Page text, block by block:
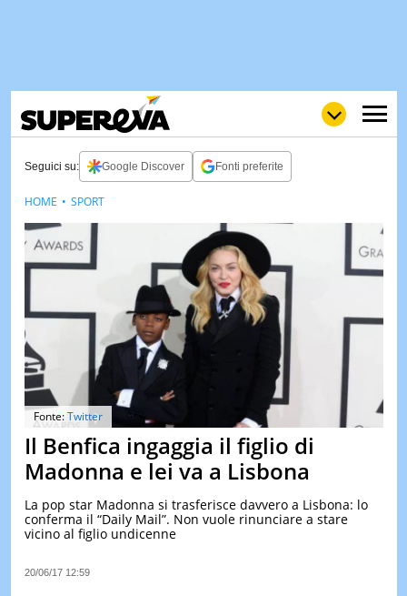
WOW
POP
NEWS
STORIE
QUIZ
&
TEST
Seguici su: Google Discover Fonti preferite
Fonte:Twitter
Il Benfica ingaggia il figlio di
Madonna e lei va a Lisbona
La pop star Madonna si trasferisce davvero a Lisbona: lo
conferma il “Daily Mail”. Non vuole rinunciare a stare
vicino al figlio undicenne
20/06/17 12:59
HOME SPORT